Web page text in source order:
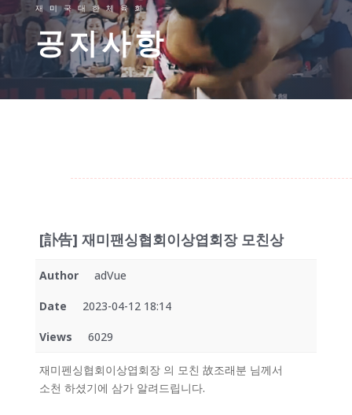
재미국대한체육회
공지사항
[訃告] 재미팬싱협회이상엽회장 모친상
Author adVue
Date 2023-04-12 18:14
Views 6029
재미펜싱협회이상엽회장 의 모친 故조래분 님께서
소천 하셨기에 삼가 알려드립니다.